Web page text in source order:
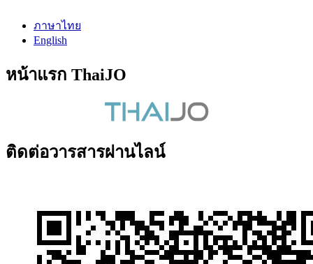
ภาษาไทย
English
หน้าแรก ThaiJO
ติดต่อวารสารผ่านไลน์